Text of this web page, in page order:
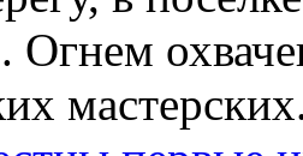
Огнем